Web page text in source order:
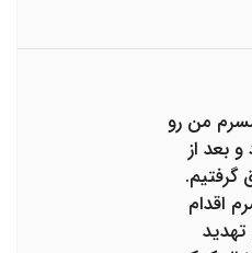
من رو
بعد از
گرفتیم.
اقدام